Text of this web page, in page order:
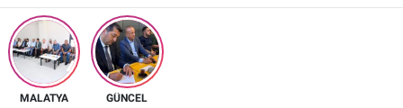
MALATYA GÜNCEL
SPOR
SAĞLIK
Malatya Trafik Yoğunluk Haritası
Süper Lig Puan Durumu ve Fikstür